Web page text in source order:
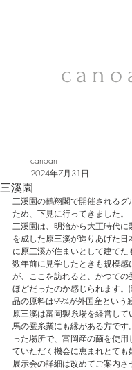
三溪園
canoan
2024年7月31日
三溪園の鶴翔閣で開催されるグ
ため、下見に行ってきました。
三溪園は、明治から大正時代
を成した原三溪が造りあげた日
に原三溪が住まいとして建てた
数年前に見学したときも規模感
が、ここを訪れると、かつて
ほどだったのか感じられます。
品の原料は99%が外国産という
原三溪は富岡製糸場を経営し
馬の蚕糸業にも縁がある方で
った場所で、富岡産の繭を使
ていただく機会に恵まれとても
展示会の詳細は改めてご案内さ